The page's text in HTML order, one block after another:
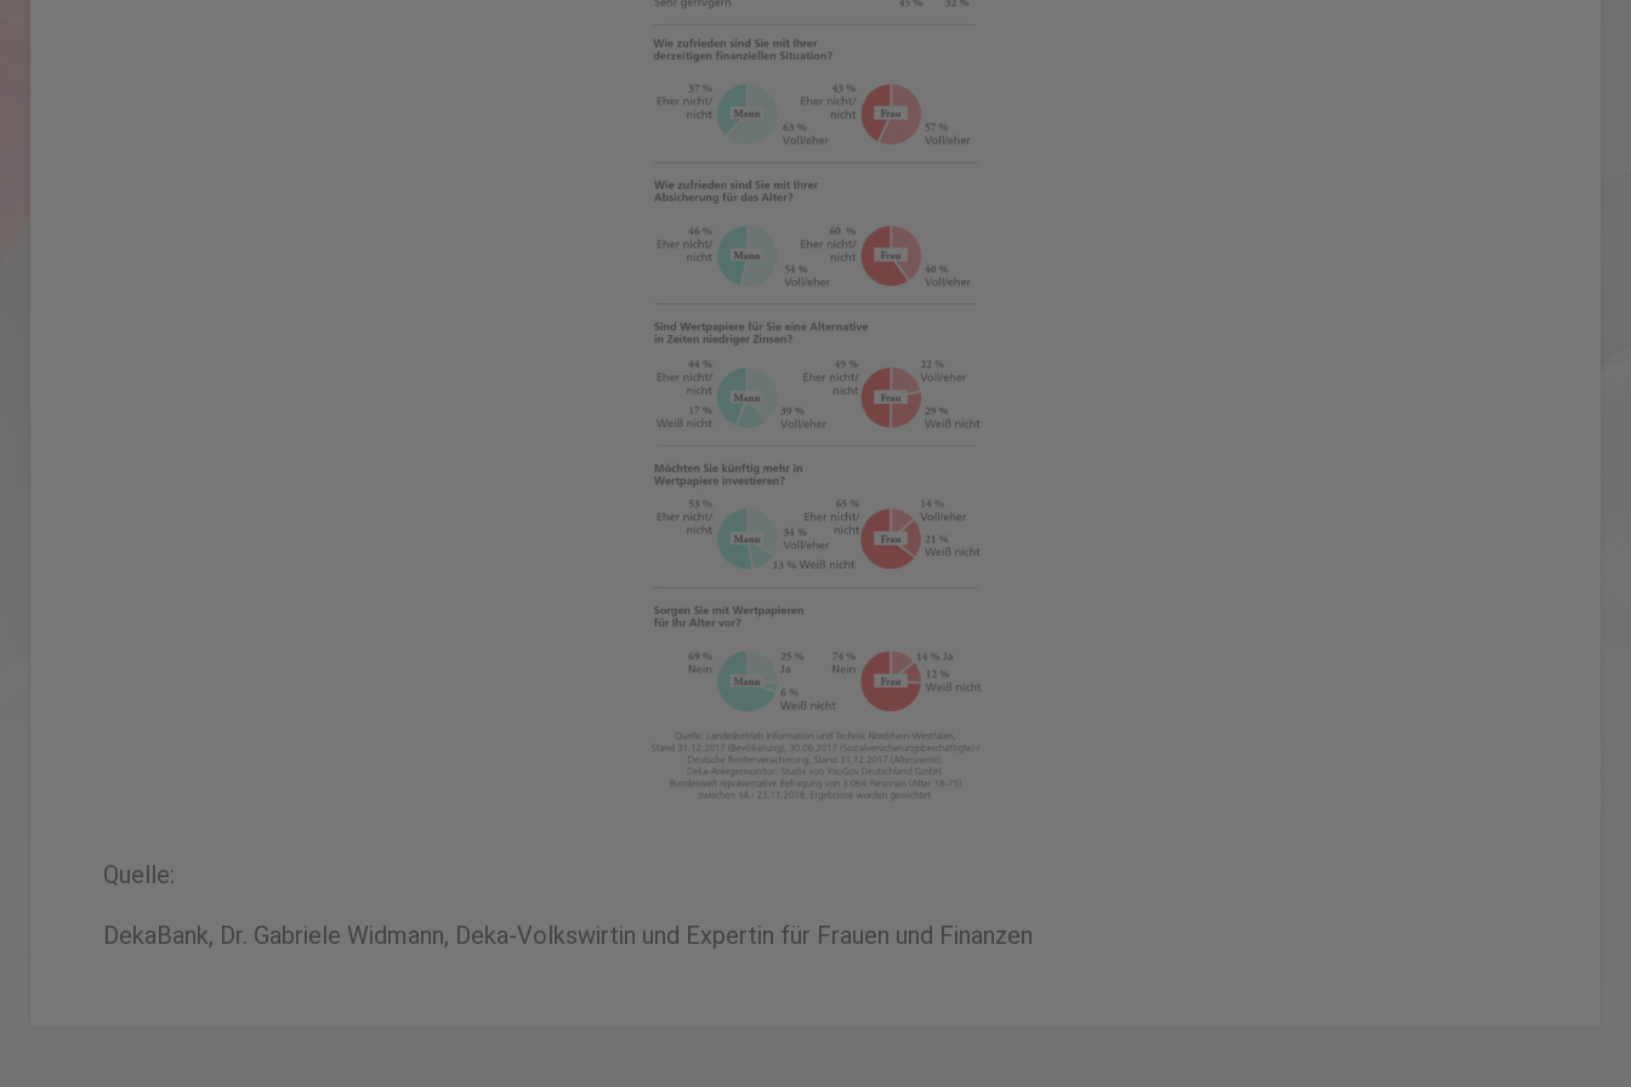
Quelle:
DekaBank, Dr. Gabriele Widmann, Deka-Volkswirtin und Expertin für Frauen und Finanzen